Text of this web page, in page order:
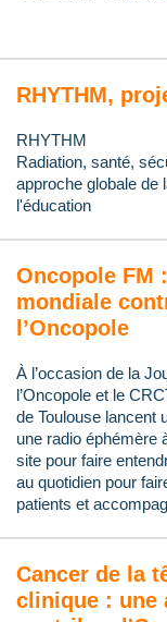
RHYTHM,
RHYTHM
Radiation, santé,
approche globale de
l'éducation
Oncopole FM
mondiale
l’Oncopole
À l’occasion de la
l’Oncopole et le
de Toulouse lancent
une radio éphémère
site pour faire
au quotidien pour
patients et
Cancer de la
clinique : une